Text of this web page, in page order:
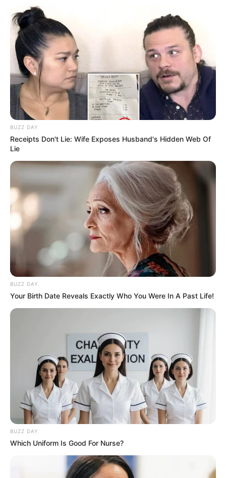
(foto: instagram/rezadarmawangsa)
5. Berkostum sebagai Kaisar Goryeo
(foto: instagram/rezadarmawangsa)
FAQ
Siapa Reza Darmawangsa?
Dia adalah penyanyi dan YouTuber kelahiran Bandung, Jawa
BUZZ DAY
Receipts Don't Lie: Wife Exposes Husband's Hidden Web Of
Lie
BUZZ DAY
Your Birth Date Reveals Exactly Who You Were In A Past Life!
BUZZ DAY
Which Uniform Is Good For Nurse?